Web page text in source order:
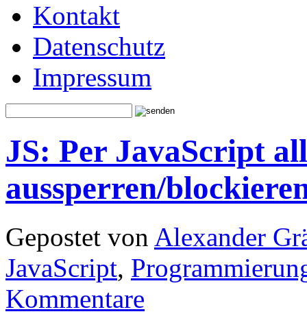
Kontakt
Datenschutz
Impressum
JS: Per JavaScript
aussperren/
Gepostet von Alexander
JavaScript,
Kommentare